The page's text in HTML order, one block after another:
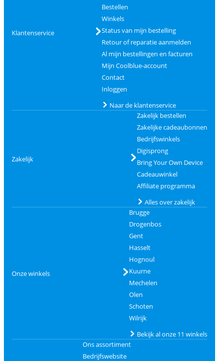
Klantenservice
Bestellen
Winkels
Status van mijn bestelling
Retour of reparatie aanmelden
Al mijn bestellingen en facturen
Mijn Coolblue-account
Contact
Inloggen
Naar de klantenservice
Zakelijk
Zakelijk bestellen
Zakelijke cadeaubonnen
Bedrijfswinkels
Digisprong
Bring Your Own Device
Cadeauwinkel
Affiliate programma
Alles over zakelijk
Onze winkels
Brugge
Drogenbos
Gent
Hasselt
Hognoul
Kuurne
Mechelen
Olen
Schoten
Wilrijk
Bekijk al onze 11 winkels
Ons assortiment
Bedrijfswebsite